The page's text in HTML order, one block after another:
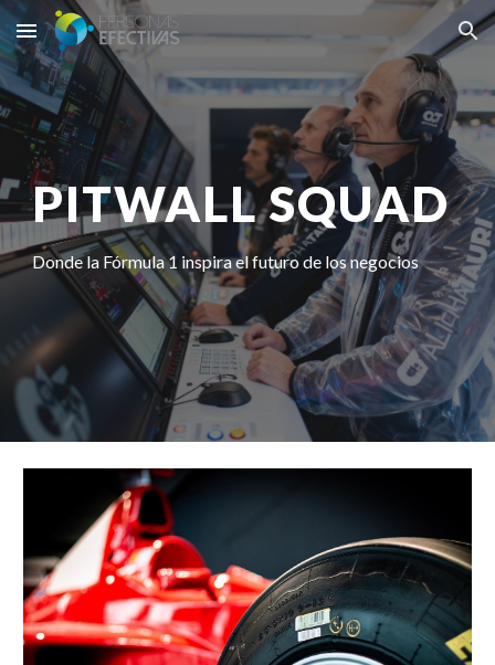
Skip to main content Skip to navigation
PITWALL SQUAD
Donde la Fórmula 1 inspira el futuro de los negocios